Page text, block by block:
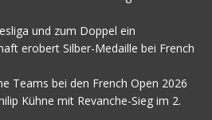
und zum Doppel ein
erobert Silber-Medaille bei French
Teams bei den French Open 2026
Kühne mit Revanche-Sieg im 2.